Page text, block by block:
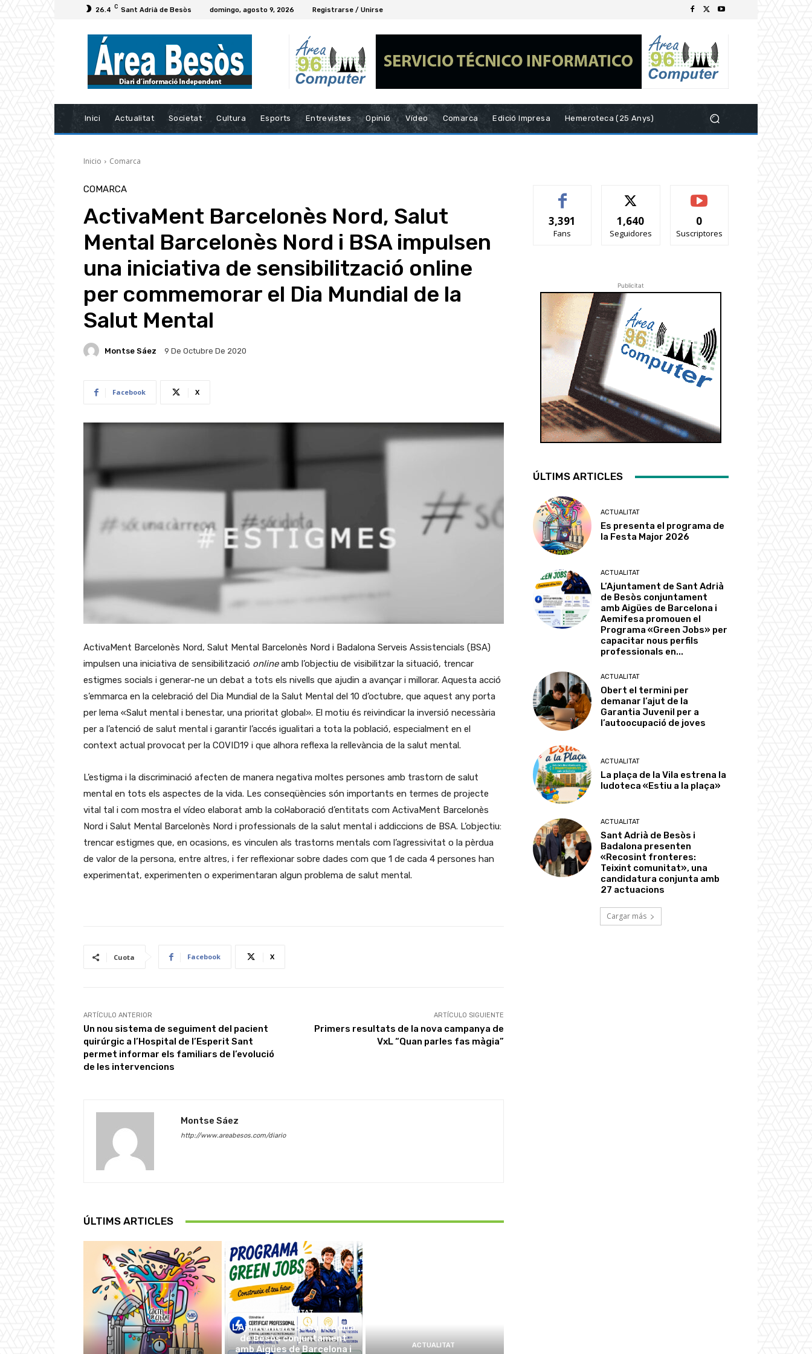
26.4 C Sant Adrià de Besòs domingo, agosto 9, 2026 Registrarse / Unirse
Inici Actualitat Societat Cultura Esports Entrevistes Opinió Vídeo Comarca Edició Impresa Hemeroteca (25 Anys)
Inicio Comarca
COMARCA
ActivaMent Barcelonès Nord, Salut
Mental Barcelonès Nord i BSA impulsen
una iniciativa de sensibilització online
per commemorar el Dia Mundial de la
Salut Mental
Montse Sáez 9 De Octubre De 2020
Facebook X
ActivaMent Barcelonès Nord, Salut Mental Barcelonès Nord i Badalona Serveis Assistencials (BSA)
impulsen una iniciativa de sensibilització onlineamb l’objectiu de visibilitzar la situació, trencar
estigmes socials i generar-ne un debat a tots els nivells que ajudin a avançar i millorar. Aquesta acció
s’emmarca en la celebració del Dia Mundial de la Salut Mental del 10 d’octubre, que aquest any porta
per lema «Salut mental i benestar, una prioritat global». El motiu és reivindicar la inversió necessària
per a l’atenció de salut mental i garantir l’accés igualitari a tota la població, especialment en el
context actual provocat per la COVID19 i que alhora reflexa la rellevància de la salut mental.
L’estigma i la discriminació afecten de manera negativa moltes persones amb trastorn de salut
mental en tots els aspectes de la vida. Les conseqüències són importants en termes de projecte
vital tal i com mostra el vídeo elaborat amb la col·laboració d’entitats com ActivaMent Barcelonès
Nord i Salut Mental Barcelonès Nord i professionals de la salut mental i addiccions de BSA. L’objectiu:
trencar estigmes que, en ocasions, es vinculen als trastorns mentals com l’agressivitat o la pèrdua
de valor de la persona, entre altres, i fer reflexionar sobre dades com que 1 de cada 4 persones han
experimentat, experimenten o experimentaran algun problema de salut mental.
Cuota Facebook X
ARTÍCULO ANTERIOR
Un nou sistema de seguiment del pacient
quirúrgic a l’Hospital de l’Esperit Sant
permet informar els familiars de l’evolució
de les intervencions
ARTÍCULO SIGUIENTE
Primers resultats de la nova campanya de
VxL “Quan parles fas màgia”
Montse Sáez
http://www.areabesos.com/diario
ÚLTIMS ARTICLES
ACTUALITAT
L’Ajuntament de Sant Adrià
de Besòs conjuntament
amb Aigües de Barcelona i
ACTUALITAT
3,391
Fans
1,640
Seguidores
0
Suscriptores
Publicitat
ÚLTIMS ARTICLES
ACTUALITAT
Es presenta el programa de
la Festa Major 2026
ACTUALITAT
L’Ajuntament de Sant Adrià
de Besòs conjuntament
amb Aigües de Barcelona i
Aemifesa promouen el
Programa «Green Jobs» per
capacitar nous perfils
professionals en...
ACTUALITAT
Obert el termini per
demanar l’ajut de la
Garantia Juvenil per a
l’autoocupació de joves
ACTUALITAT
La plaça de la Vila estrena la
ludoteca «Estiu a la plaça»
ACTUALITAT
Sant Adrià de Besòs i
Badalona presenten
«Recosint fronteres:
Teixint comunitat», una
candidatura conjunta amb
27 actuacions
Cargar más